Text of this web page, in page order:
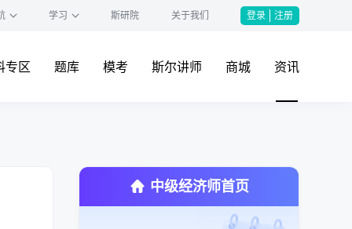
学习 斯研院 关于我们 登录 注册
专区 题库 模考 斯尔讲师 商城 资讯
中级经济师首页